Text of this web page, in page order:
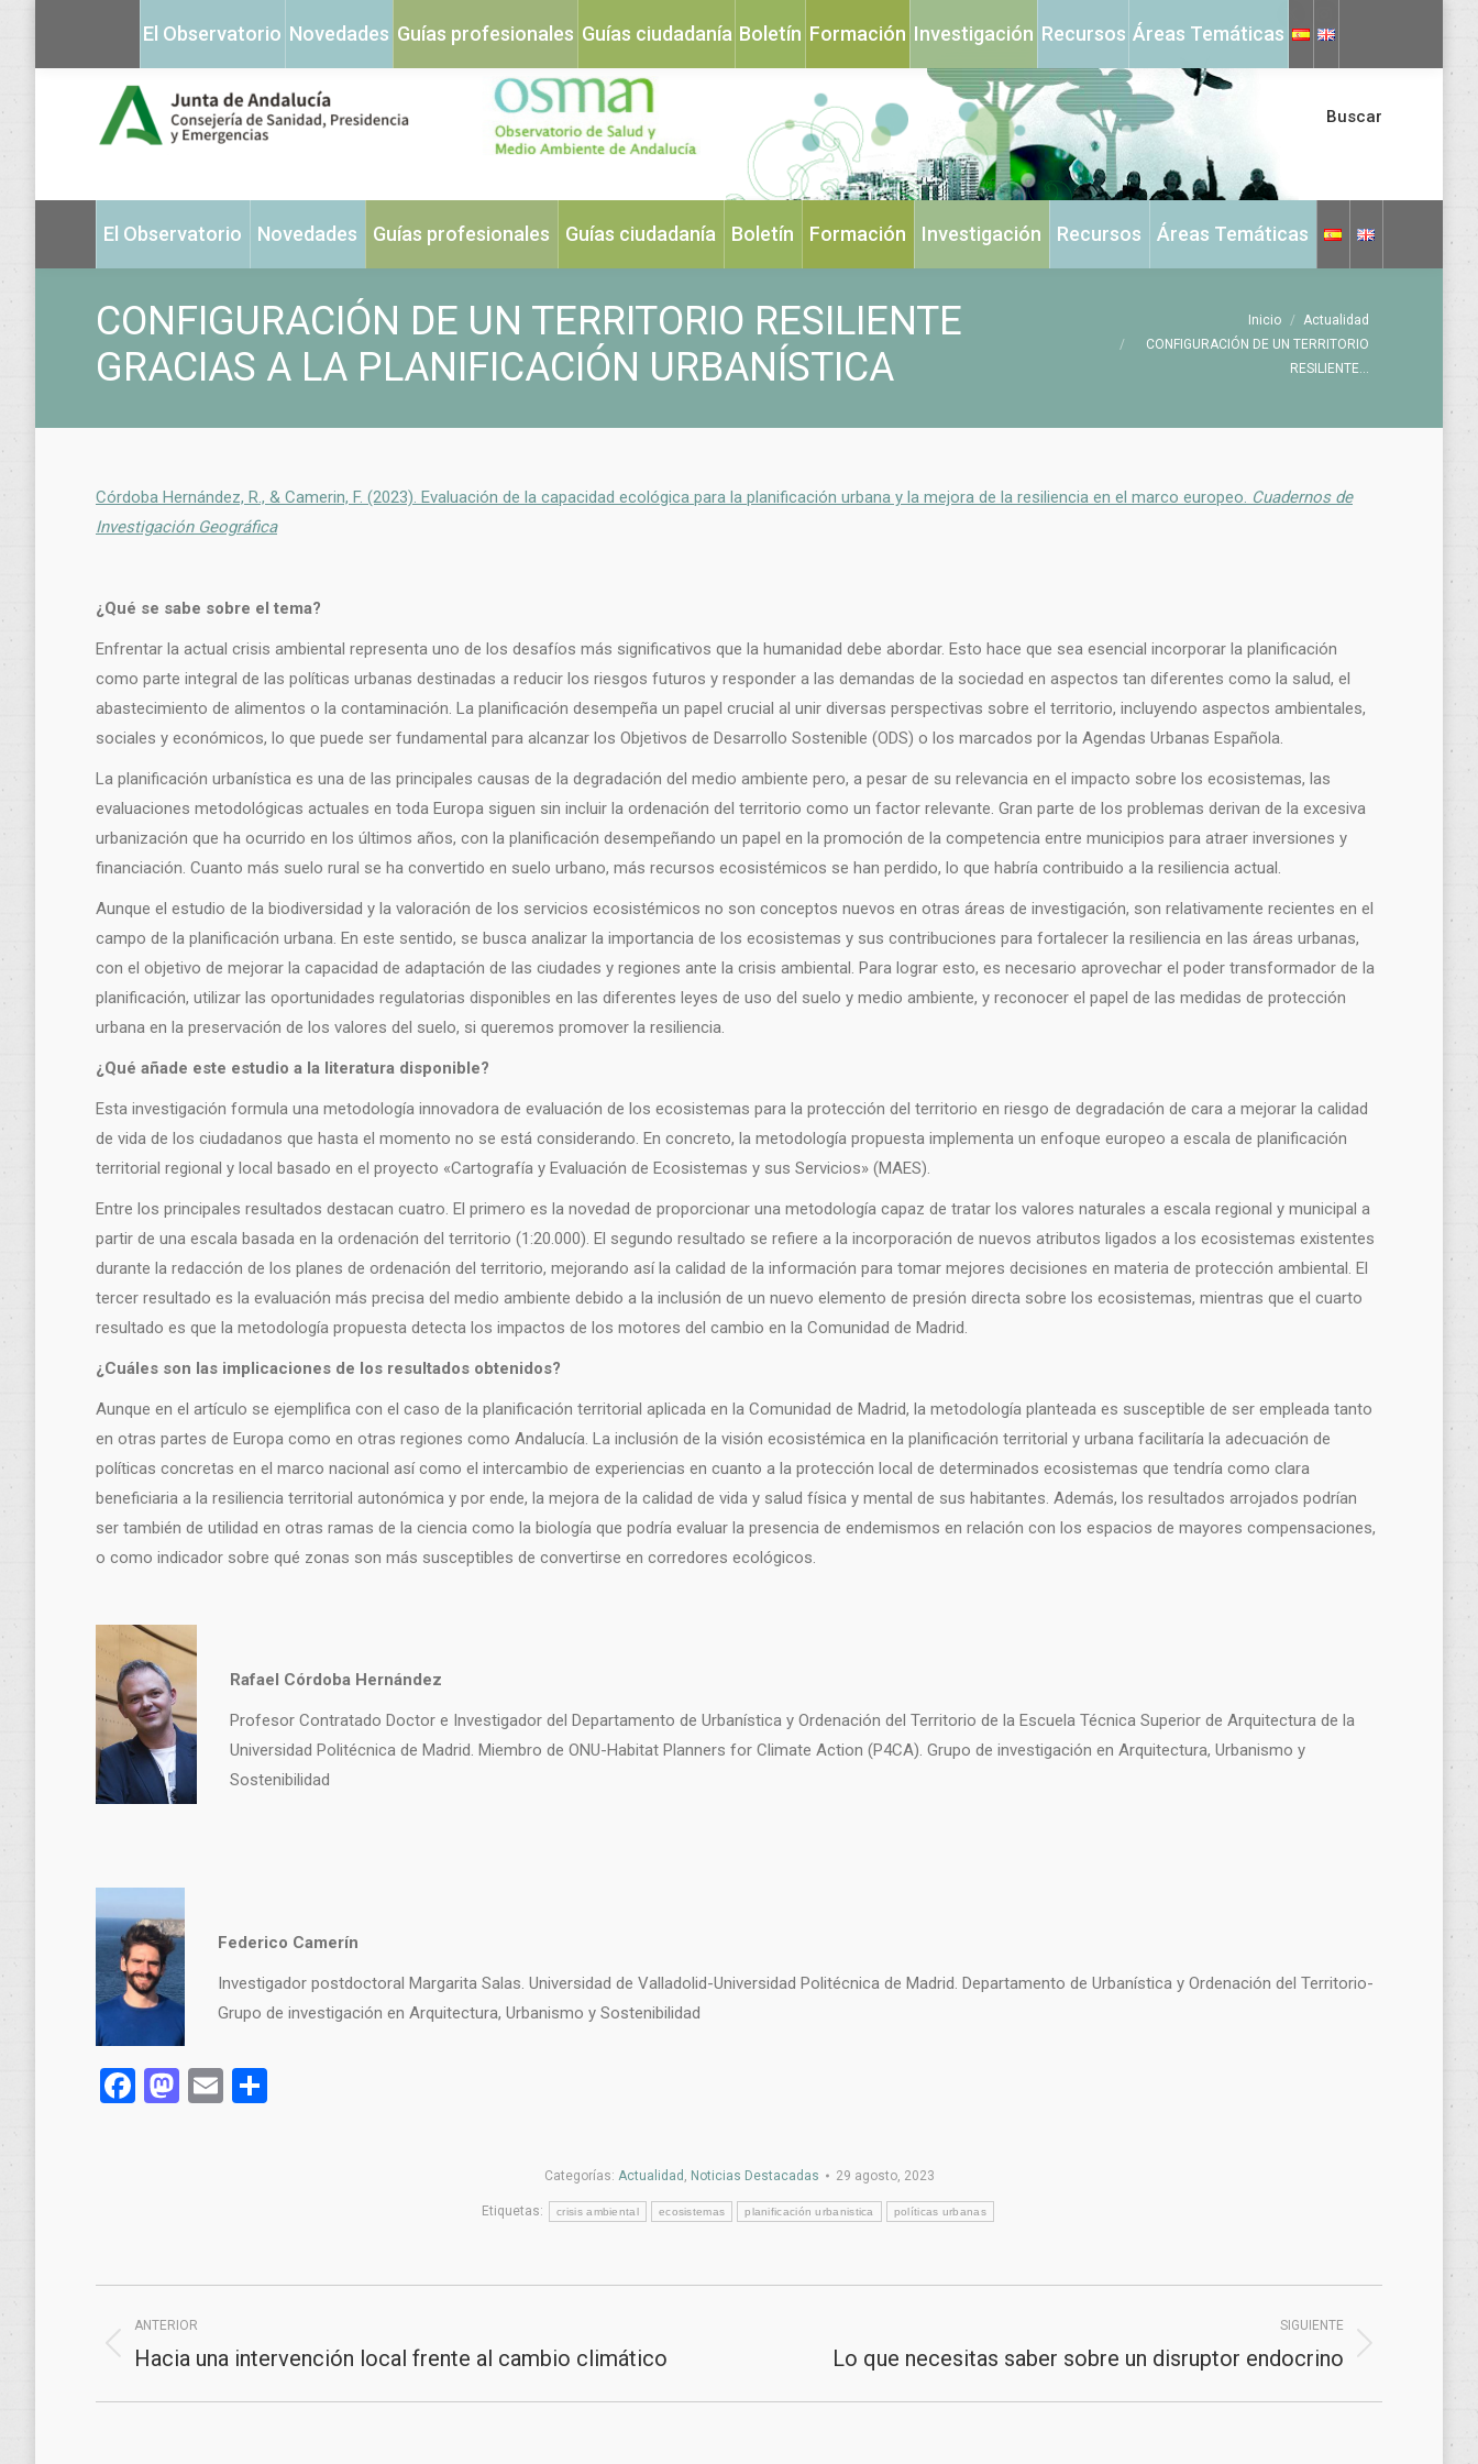
X
Instagram
in
Buscar
El Observatorio Novedades Guías profesionales Guías ciudadanía Boletín Formación Investigación Recursos Áreas Temáticas
CONFIGURACIÓN DE UN TERRITORIO RESILIENTE
GRACIAS A LA PLANIFICACIÓN URBANÍSTICA
Inicio
Actualidad
CONFIGURACIÓN DE UN TERRITORIO
RESILIENTE…
Córdoba Hernández, R., & Camerin, F. (2023). Evaluación de la capacidad ecológica para la planificación urbana y la mejora de la resiliencia en el marco europeo. Cuadernos de
Investigación Geográfica
¿Qué se sabe sobre el tema?
Enfrentar la actual crisis ambiental representa uno de los desafíos más significativos que la humanidad debe abordar. Esto hace que sea esencial incorporar la planificación
como parte integral de las políticas urbanas destinadas a reducir los riesgos futuros y responder a las demandas de la sociedad en aspectos tan diferentes como la salud, el
abastecimiento de alimentos o la contaminación. La planificación desempeña un papel crucial al unir diversas perspectivas sobre el territorio, incluyendo aspectos ambientales,
sociales y económicos, lo que puede ser fundamental para alcanzar los Objetivos de Desarrollo Sostenible (ODS) o los marcados por la Agendas Urbanas Española.
La planificación urbanística es una de las principales causas de la degradación del medio ambiente pero, a pesar de su relevancia en el impacto sobre los ecosistemas, las
evaluaciones metodológicas actuales en toda Europa siguen sin incluir la ordenación del territorio como un factor relevante. Gran parte de los problemas derivan de la excesiva
urbanización que ha ocurrido en los últimos años, con la planificación desempeñando un papel en la promoción de la competencia entre municipios para atraer inversiones y
financiación. Cuanto más suelo rural se ha convertido en suelo urbano, más recursos ecosistémicos se han perdido, lo que habría contribuido a la resiliencia actual.
Aunque el estudio de la biodiversidad y la valoración de los servicios ecosistémicos no son conceptos nuevos en otras áreas de investigación, son relativamente recientes en el
campo de la planificación urbana. En este sentido, se busca analizar la importancia de los ecosistemas y sus contribuciones para fortalecer la resiliencia en las áreas urbanas,
con el objetivo de mejorar la capacidad de adaptación de las ciudades y regiones ante la crisis ambiental. Para lograr esto, es necesario aprovechar el poder transformador de la
planificación, utilizar las oportunidades regulatorias disponibles en las diferentes leyes de uso del suelo y medio ambiente, y reconocer el papel de las medidas de protección
urbana en la preservación de los valores del suelo, si queremos promover la resiliencia.
¿Qué añade este estudio a la literatura disponible?
Esta investigación formula una metodología innovadora de evaluación de los ecosistemas para la protección del territorio en riesgo de degradación de cara a mejorar la calidad
de vida de los ciudadanos que hasta el momento no se está considerando. En concreto, la metodología propuesta implementa un enfoque europeo a escala de planificación
territorial regional y local basado en el proyecto «Cartografía y Evaluación de Ecosistemas y sus Servicios» (MAES).
Entre los principales resultados destacan cuatro. El primero es la novedad de proporcionar una metodología capaz de tratar los valores naturales a escala regional y municipal a
partir de una escala basada en la ordenación del territorio (1:20.000). El segundo resultado se refiere a la incorporación de nuevos atributos ligados a los ecosistemas existentes
durante la redacción de los planes de ordenación del territorio, mejorando así la calidad de la información para tomar mejores decisiones en materia de protección ambiental. El
tercer resultado es la evaluación más precisa del medio ambiente debido a la inclusión de un nuevo elemento de presión directa sobre los ecosistemas, mientras que el cuarto
resultado es que la metodología propuesta detecta los impactos de los motores del cambio en la Comunidad de Madrid.
¿Cuáles son las implicaciones de los resultados obtenidos?
Aunque en el artículo se ejemplifica con el caso de la planificación territorial aplicada en la Comunidad de Madrid, la metodología planteada es susceptible de ser empleada tanto
en otras partes de Europa como en otras regiones como Andalucía. La inclusión de la visión ecosistémica en la planificación territorial y urbana facilitaría la adecuación de
políticas concretas en el marco nacional así como el intercambio de experiencias en cuanto a la protección local de determinados ecosistemas que tendría como clara
beneficiaria a la resiliencia territorial autonómica y por ende, la mejora de la calidad de vida y salud física y mental de sus habitantes. Además, los resultados arrojados podrían
ser también de utilidad en otras ramas de la ciencia como la biología que podría evaluar la presencia de endemismos en relación con los espacios de mayores compensaciones,
o como indicador sobre qué zonas son más susceptibles de convertirse en corredores ecológicos.
Rafael Córdoba Hernández
Profesor Contratado Doctor e Investigador del Departamento de Urbanística y Ordenación del Territorio de la Escuela Técnica Superior de Arquitectura de la
Universidad Politécnica de Madrid. Miembro de ONU-Habitat Planners for Climate Action (P4CA). Grupo de investigación en Arquitectura, Urbanismo y
Sostenibilidad
Federico Camerín
Investigador postdoctoral Margarita Salas. Universidad de Valladolid-Universidad Politécnica de Madrid. Departamento de Urbanística y Ordenación del Territorio-
Grupo de investigación en Arquitectura, Urbanismo y Sostenibilidad
Facebook
Mastodon
Email
Categorías: Actualidad Noticias Destacadas 29 agosto, 2023
Etiquetas: crisis ambiental ecosistemas planificación urbanistica políticas urbanas
entre
publicaciones
ANTERIOR
Publicación
Hacia una intervención local frente al cambio climático
SIGUIENTE
PublicaciónLo que necesitas saber sobre un disruptor endocrino
El Observatorio Novedades Guías profesionales Guías ciudadanía Boletín Formación Investigación Recursos Áreas Temáticas